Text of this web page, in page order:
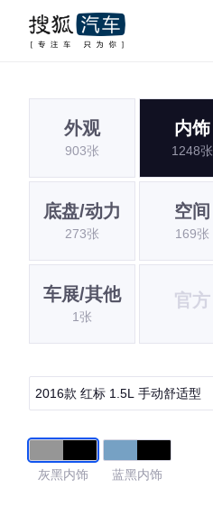
外观
903张
内饰
1248张
底盘/动力
273张
空间
169张
车展/其他
1张
官方
2016款 红标 1.5L 手动舒适型
灰黑内饰 蓝黑内饰